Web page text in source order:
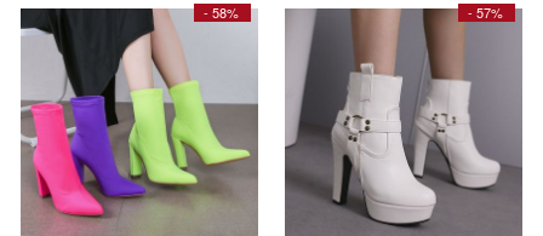
- 58% - 57%